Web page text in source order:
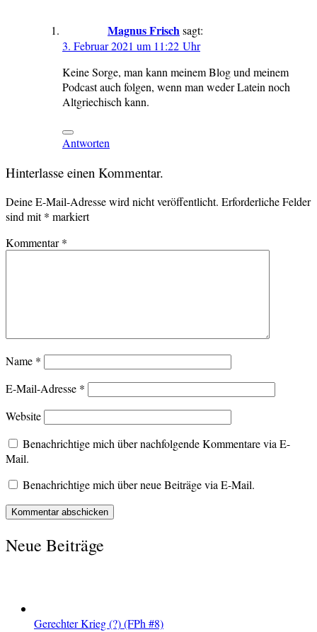
Magnus Frischsagt:
3. Februar 2021 um 11:22 Uhr
Keine Sorge, man kann meinem Blog und meinem
Podcast auch folgen, wenn man weder Latein noch
Altgriechisch kann.
Antworten
Hinterlasse einen Kommentar.
Deine E-Mail-Adresse wird nicht veröffentlicht. Erforderliche Felder
sind mit* markiert
Kommentar*
Name *
E-Mail-Adresse *
Website
Benachrichtige mich über nachfolgende Kommentare via E-
Mail.
Benachrichtige mich über neue Beiträge via E-Mail.
Neue Beiträge
Gerechter Krieg (?) (FPh #8)